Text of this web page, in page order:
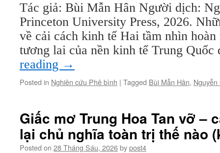
Tác giả: Bùi Mẫn Hân Người dịch:
Princeton University Press, 2026.
về cải cách kinh tế Hai tầm nhìn
tương lai của nền kinh tế Trung
reading →
Posted in Nghiên cứu Phê bình | Tagged Bùi Mẫn Hân,
Giấc mơ Trung Hoa Tan vỡ –
lại chủ nghĩa toàn trị thế nào
Posted on 28 Tháng Sáu, 2026bypost4